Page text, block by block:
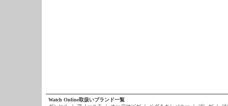
Watch Online取扱いブランド一覧